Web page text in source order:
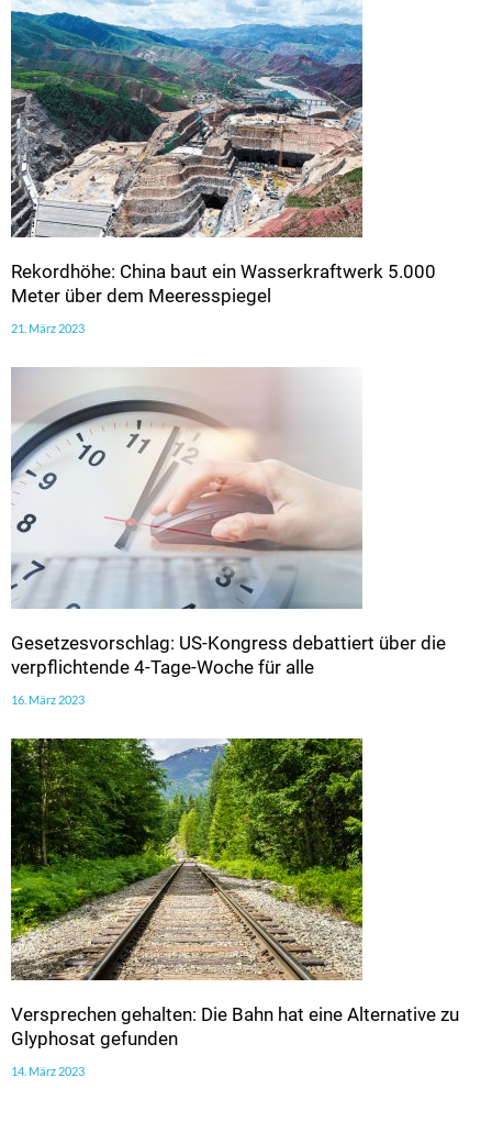
Rekordhöhe: China baut ein Wasserkraftwerk 5.000
Meter über dem Meeresspiegel
21. März 2023
Gesetzesvorschlag: US-Kongress debattiert über die
verpflichtende 4-Tage-Woche für alle
16. März 2023
Versprechen gehalten: Die Bahn hat eine Alternative zu
Glyphosat gefunden
14. März 2023